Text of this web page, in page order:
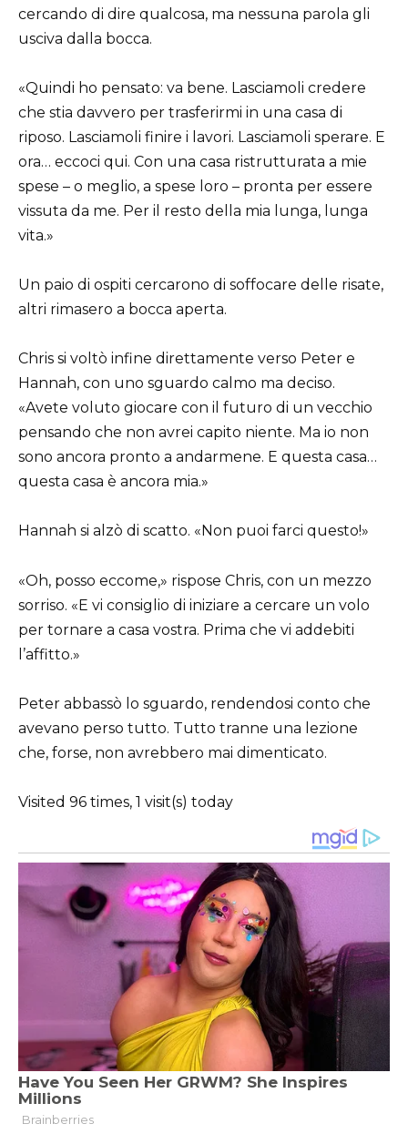
cercando di dire qualcosa, ma nessuna parola gli
usciva dalla bocca.
«Quindi ho pensato: va bene. Lasciamoli credere
che stia davvero per trasferirmi in una casa di
riposo. Lasciamoli finire i lavori. Lasciamoli sperare. E
ora… eccoci qui. Con una casa ristrutturata a mie
spese – o meglio, a spese loro – pronta per essere
vissuta da me. Per il resto della mia lunga, lunga
vita.»
Un paio di ospiti cercarono di soffocare delle risate,
altri rimasero a bocca aperta.
Chris si voltò infine direttamente verso Peter e
Hannah, con uno sguardo calmo ma deciso.
«Avete voluto giocare con il futuro di un vecchio
pensando che non avrei capito niente. Ma io non
sono ancora pronto a andarmene. E questa casa…
questa casa è ancora mia.»
Hannah si alzò di scatto. «Non puoi farci questo!»
«Oh, posso eccome,» rispose Chris, con un mezzo
sorriso. «E vi consiglio di iniziare a cercare un volo
per tornare a casa vostra. Prima che vi addebiti
l’affitto.»
Peter abbassò lo sguardo, rendendosi conto che
avevano perso tutto. Tutto tranne una lezione
che, forse, non avrebbero mai dimenticato.
Visited 96 times, 1 visit(s) today